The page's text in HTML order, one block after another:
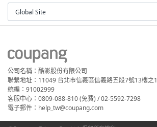
Global Site
公司名稱：酷澎股份有限公司
聯繫地址：11049 台北市信義區信義路五段7號13樓之1
統編：91002999
客服中心：0809-088-810 (免費) / 02-5592-7298
電子郵件：help_tw@coupang.com